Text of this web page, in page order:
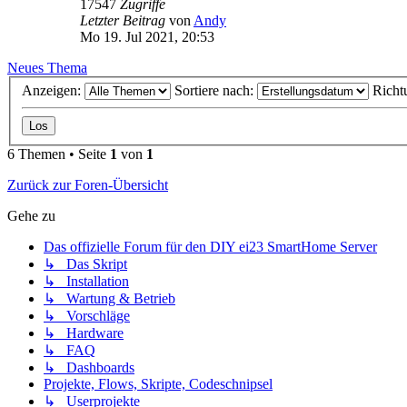
17547 Zugriffe
Letzter Beitrag von Andy
Mo 19. Jul 2021, 20:53
Neues Thema
Anzeigen:
Sortiere nach:
6 Themen • Seite 1 von 1
Zurück zur Foren-Übersicht
Gehe zu
Das offizielle Forum für den DIY ei23 SmartHome Server
↳ Das Skript
↳ Installation
↳ Wartung & Betrieb
↳ Vorschläge
↳ Hardware
↳ FAQ
↳ Dashboards
Projekte, Flows, Skripte, Codeschnipsel
↳ Userprojekte